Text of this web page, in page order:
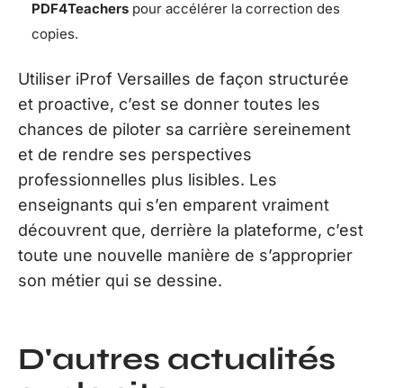
PDF4Teachers pour accélérer la correction des
copies.
Utiliser iProf Versailles de façon structurée
et proactive, c’est se donner toutes les
chances de piloter sa carrière sereinement
et de rendre ses perspectives
professionnelles plus lisibles. Les
enseignants qui s’en emparent vraiment
découvrent que, derrière la plateforme, c’est
toute une nouvelle manière de s’approprier
son métier qui se dessine.
D'autres actualités